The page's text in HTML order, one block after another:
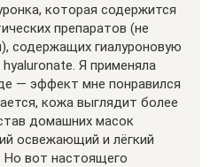
которая содержится
препаратов (не
содержащих гиалуроновую
Я применяла
— эффект мне понравился
кожа выглядит более
домашних масок
освежающий и лёгкий
вот настоящего